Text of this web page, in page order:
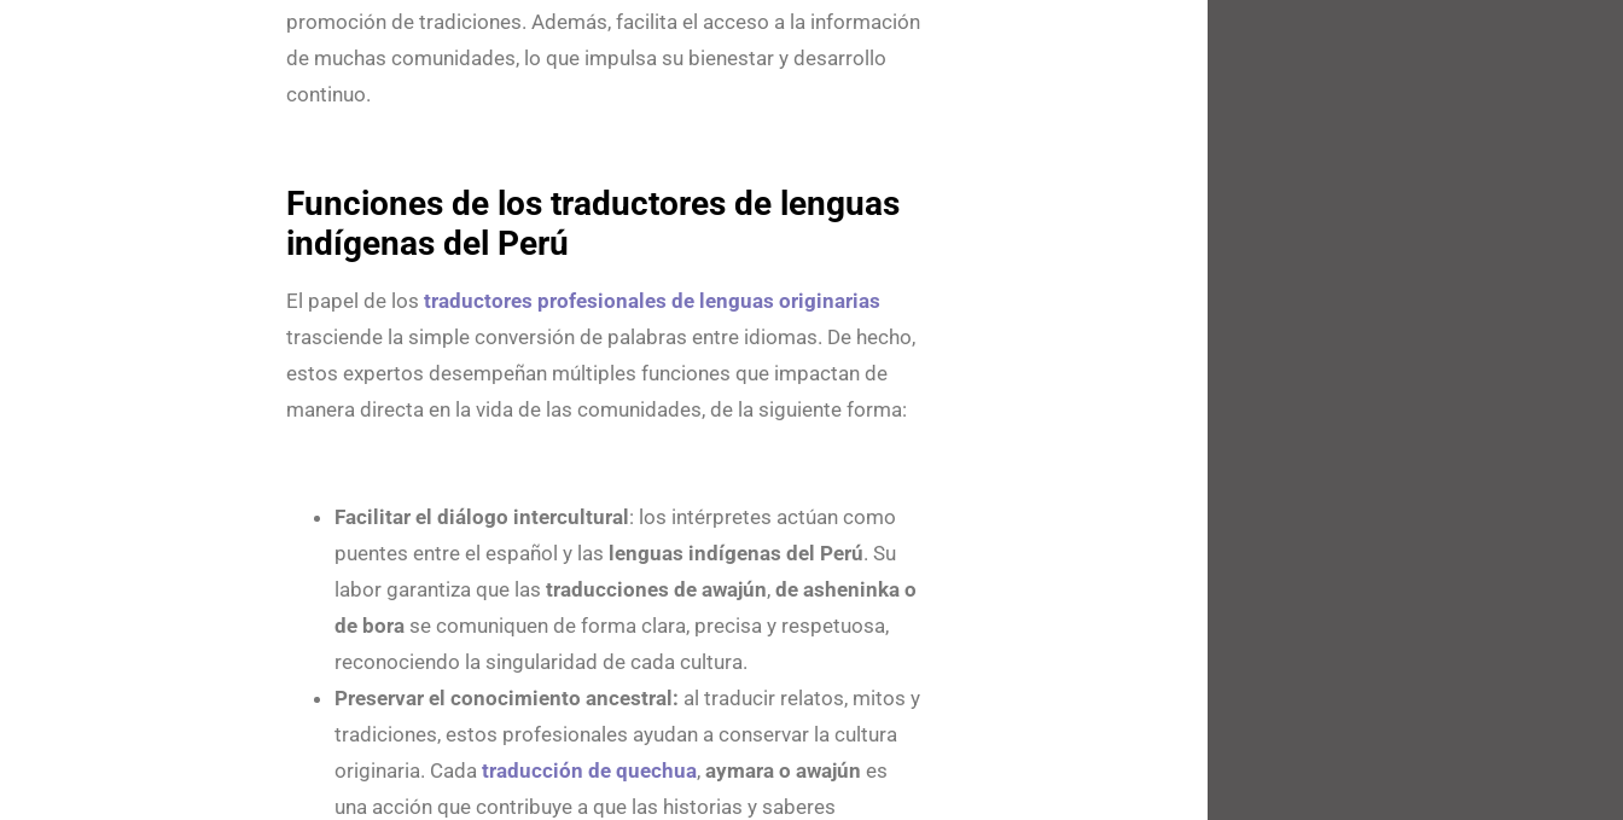
promoción de tradiciones. Además, facilita el acceso a la información
de muchas comunidades, lo que impulsa su bienestar y desarrollo
continuo.
Funciones de los traductores de lenguas
indígenas del Perú
El papel de lostraductores profesionales de lenguas originarias
trasciende la simple conversión de palabras entre idiomas. De hecho,
estos expertos desempeñan múltiples funciones que impactan de
manera directa en la vida de las comunidades, de la siguiente forma:
Facilitar el diálogo intercultural: los intérpretes actúan como
puentes entre el español y las lenguas indígenas del Perú. Su
labor garantiza que lastraducciones de awajún,de asheninka o
de bora se comuniquen de forma clara, precisa y respetuosa,
reconociendo la singularidad de cada cultura.
Preservar el conocimiento ancestral: al traducir relatos, mitos y
tradiciones, estos profesionales ayudan a conservar la cultura
originaria. Cadatraducción de quechua,aymara o awajún es
una acción que contribuye a que las historias y saberes